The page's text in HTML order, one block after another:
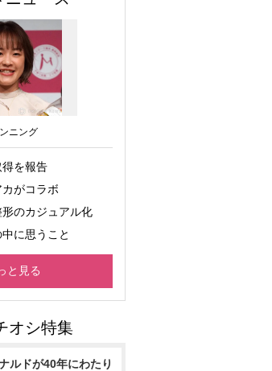
ニング
を報告
がコラボ
のカジュアル化
に思うこと
と見る
ルドが40年にわたり